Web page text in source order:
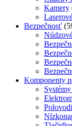
Kamery
Bezpečnosť
Komponenty